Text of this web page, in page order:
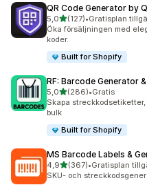
QR Code Generator by
5,0av 5 stjärnor
(127)
127 recensioner totalt
•Gratisplan
Öka försäljningen med
koder.
Built for Shopify
RF: Barcode Generator
5,0av 5 stjärnor
(286)
286 recensioner totalt
•Gratis
Skapa streckkodsetiketter,
bulk
Built for Shopify
MS Barcode Labels &
4,9av 5 stjärnor
(367)
367 recensioner totalt
•Gratisplan
SKU- och